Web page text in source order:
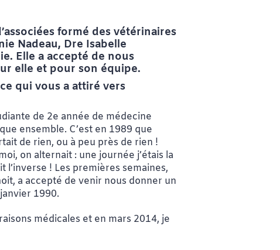
formé des vétérinaires
Nadeau, Dre Isabelle
Elle a accepté de nous
elle et pour son équipe.
qui vous a attiré vers
de 2e année de médecine
ensemble. C’est en 1989 que
de rien, ou à peu près de rien !
on alternait : une journée j’étais la
l’inverse ! Les premières semaines,
a accepté de venir nous donner un
1990.
médicales et en mars 2014, je